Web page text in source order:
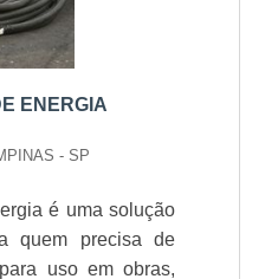
MANUTENÇÃO
ALUGADOS?
o funcionamento
DO
RELAÇÃO À
ENERGIA
- SP
é uma solução
quem precisa de
uso em obras,